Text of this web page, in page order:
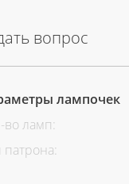
вопрос
лампочек
во ламп:
патрона: